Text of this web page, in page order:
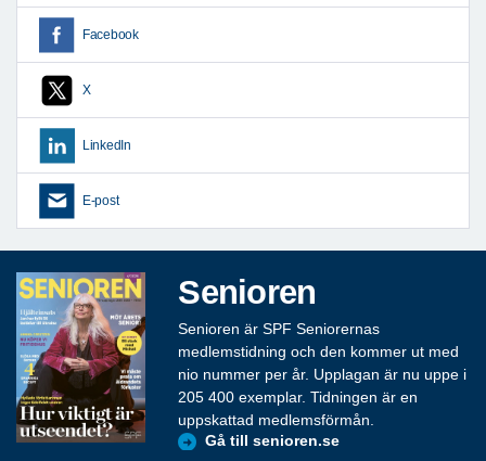
Facebook
X
LinkedIn
E-post
Senioren
Senioren är SPF Seniorernas
medlemstidning och den kommer ut med
nio nummer per år. Upplagan är nu uppe i
205 400 exemplar. Tidningen är en
uppskattad medlemsförmån.
Gå till senioren.se